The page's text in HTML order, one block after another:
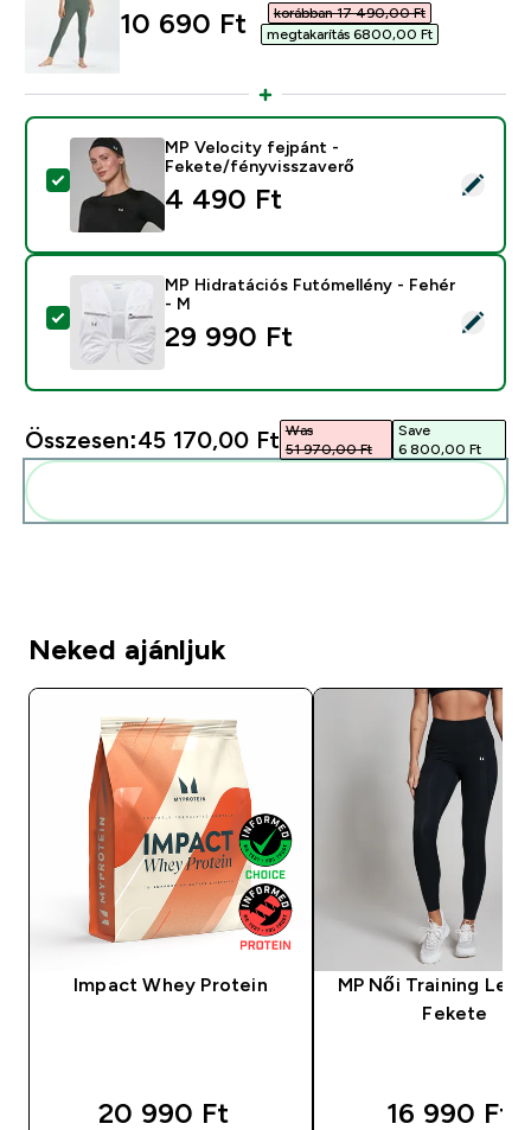
discounted price
10 690 Ft‎
korábban 17 490,00 Ft‎
megtakarítás 6800,00 Ft‎
Termék kiválasztása - MP Velocity fejpánt - Fekete/
MP Velocity fejpánt -
Fekete/fényvisszaverő
4 490 Ft‎
Termék kiválasztása - MP Hidratációs Futómellény -
MP Hidratációs Futómellény - Fehér
- M
29 990 Ft‎
Összesen:45 170,00 Ft‎ Was
51 970,00 Ft‎
Save
6 800,00 Ft‎
Neked ajánljuk
Impact Whey Protein
20 990 Ft‎
MP Női Training
Fekete
16 990 Ft‎